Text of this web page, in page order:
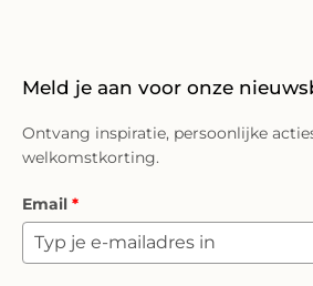
Meld je aan voor onze
Ontvang inspiratie, persoonlijke
welkomstkorting.
Email *